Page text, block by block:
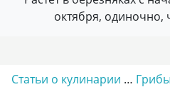
октября, одиночно,
Статьи о кулинарии … Грибы